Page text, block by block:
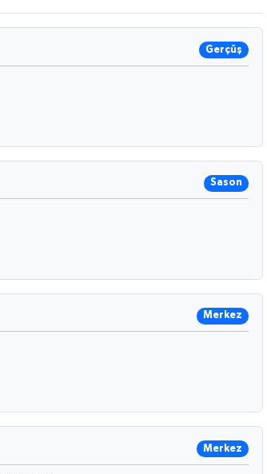
Gerçüş
Sason
Merkez
Merkez